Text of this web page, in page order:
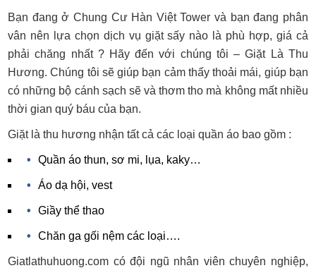
Bạn đang ở Chung Cư Hàn Việt Tower và bạn đang phân
vân nên lựa chọn dịch vụ giặt sấy nào là phù hợp, giá cả
phải chăng nhất ? Hãy đến với chúng tôi – Giặt Là Thu
Hương. Chúng tôi sẽ giúp bạn cảm thấy thoải mái, giúp bạn
có những bộ cánh sạch sẽ và thơm tho mà không mất nhiều
thời gian quý báu của bạn.
Giặt là thu hương nhận tất cả các loại quần áo bao gồm :
Quần áo thun, sơ mi, lụa, kaky…
Áo dạ hội, vest
Giầy thể thao
Chăn ga gối nệm các loại….
Giatlathuhuong.com có đội ngũ nhân viên chuyên nghiệp,